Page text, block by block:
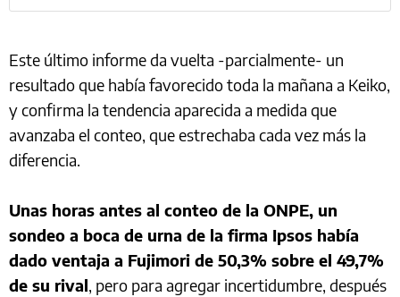
Este último informe da vuelta -parcialmente- un
resultado que había favorecido toda la mañana a Keiko,
y confirma la tendencia aparecida a medida que
avanzaba el conteo, que estrechaba cada vez más la
diferencia.
Unas horas antes al conteo de la ONPE, un
sondeo a boca de urna de la firma Ipsos había
dado ventaja a Fujimori de 50,3% sobre el 49,7%
de su rival, pero para agregar incertidumbre, después